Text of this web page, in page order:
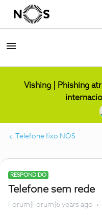
Vishing | Phishing
Telefone fixo NOS
RESPONDIDO
Telefone sem rede
Forum|Forum|6 years ago